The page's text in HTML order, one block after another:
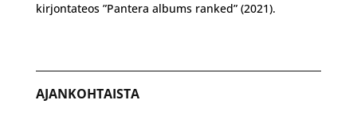
kirjontateos ”Pantera albums ranked” (2021).
AJANKOHTAISTA